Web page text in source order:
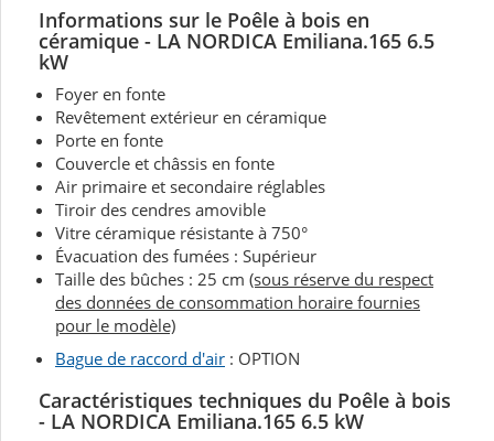
Informations sur le Poêle à bois en
céramique - LA NORDICA Emiliana.165 6.5
kW
Foyer en fonte
Revêtement extérieur en céramique
Porte en fonte
Couvercle et châssis en fonte
Air primaire et secondaire réglables
Tiroir des cendres amovible
Vitre céramique résistante à 750°
Évacuation des fumées : Supérieur
Taille des bûches : 25 cm (sous réserve du respect
des données de consommation horaire fournies
pour le modèle)
Bague de raccord d'air : OPTION
Caractéristiques techniques du Poêle à bois
- LA NORDICA Emiliana.165 6.5 kW